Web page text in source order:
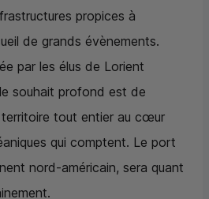
propices à
de grands évènements.
par les élus de Lorient
souhait profond est de
tout entier au cœur
qui comptent. Le port
nord-américain, sera quant